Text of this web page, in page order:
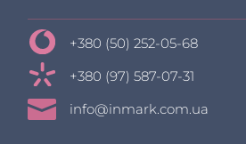
+380 (50) 252-05-68
+380 (97) 587-07-31
 info@inmark.com.ua